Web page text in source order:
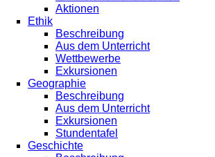
Aktionen
Ethik
Beschreibung
Aus dem Unterricht
Wettbewerbe
Exkursionen
Geographie
Beschreibung
Aus dem Unterricht
Exkursionen
Stundentafel
Geschichte